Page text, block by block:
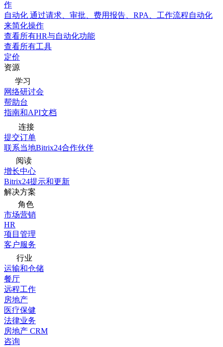
作
自动化 通过请求、审批、费用报告、RPA、工作流程自动化
来简化操作
查看所有HR与自动化功能
查看所有工具
定价
资源
学习
网络研讨会
帮助台
指南和API文档
连接
提交订单
联系当地Bitrix24合作伙伴
阅读
增长中心
Bitrix24提示和更新
解决方案
角色
市场营销
HR
项目管理
客户服务
行业
运输和仓储
餐厅
远程工作
房地产
医疗保健
法律业务
房地产 CRM
咨询